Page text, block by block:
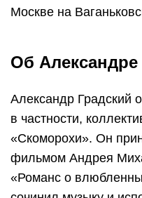
Москве на
Об Александре
Александр Градский
в частности,
«Скоморохи». Он
фильмом Андрея
«Романс о